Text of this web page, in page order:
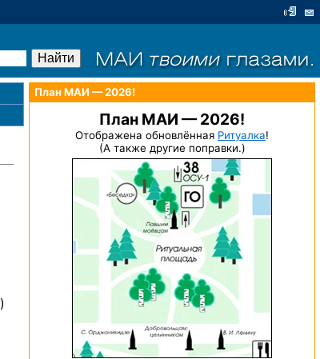
)
План МАИ — 2026!
План МАИ — 2026!
Отображена обновлённая Ритуалка!
(А также другие поправки.)